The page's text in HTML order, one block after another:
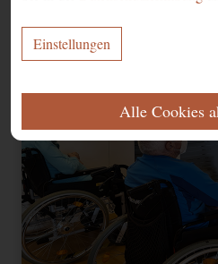
Einstellungen
Diese Cookies werden für eine
benötigt.
Name Zweck
CookieConsent
Speichert Ihre
Einwilligung zur
Verwendung von
Cookies.
Alle Cookies